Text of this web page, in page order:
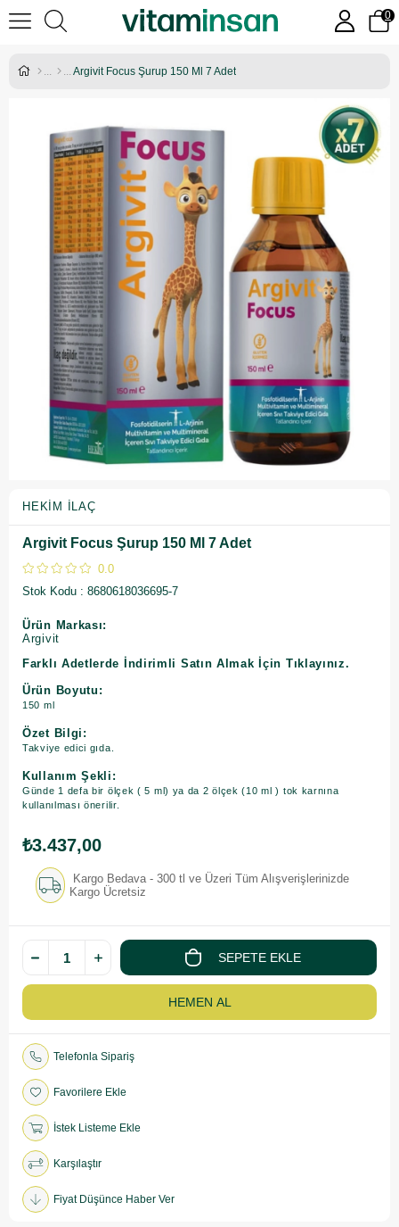
0
Argivit Focus Şurup 150 Ml 7 Adet
HEKIM İLAÇ
Argivit Focus Şurup 150 Ml 7 Adet
0.0
Stok Kodu
8680618036695-7
Ürün Markası:
Argivit
Farklı Adetlerde İndirimli Satın Almak İçin Tıklayınız.
Ürün Boyutu:
150 ml
Özet Bilgi:
Takviye edici gıda.
Kullanım Şekli:
Günde 1 defa bir ölçek ( 5 ml) ya da 2 ölçek (10 ml ) tok karnına
kullanılması önerilir.
₺3.437,00
Kargo Bedava - 300 tl ve Üzeri Tüm Alışverişlerinizde
Kargo Ücretsiz
Telefonla Sipariş
Favorilere Ekle
İstek Listeme Ekle
Karşılaştır
Fiyat Düşünce Haber Ver